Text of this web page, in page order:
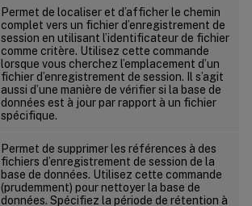
Permet de localiser et d’afficher le chemin
complet vers un fichier d’enregistrement de
session en utilisant l’identificateur de fichier
comme critère. Utilisez cette commande
lorsque vous cherchez l’emplacement d’un
fichier d’enregistrement de session. Il s’agit
aussi d’une manière de vérifier si la base de
données est à jour par rapport à un fichier
spécifique.
Permet de supprimer les références à des
fichiers d’enregistrement de session de la
base de données. Utilisez cette commande
(prudemment) pour nettoyer la base de
données. Spécifiez la période de rétention à